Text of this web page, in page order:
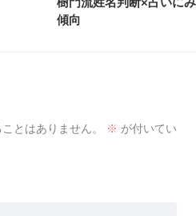
傾向
とはありません。 ※ が付いてい